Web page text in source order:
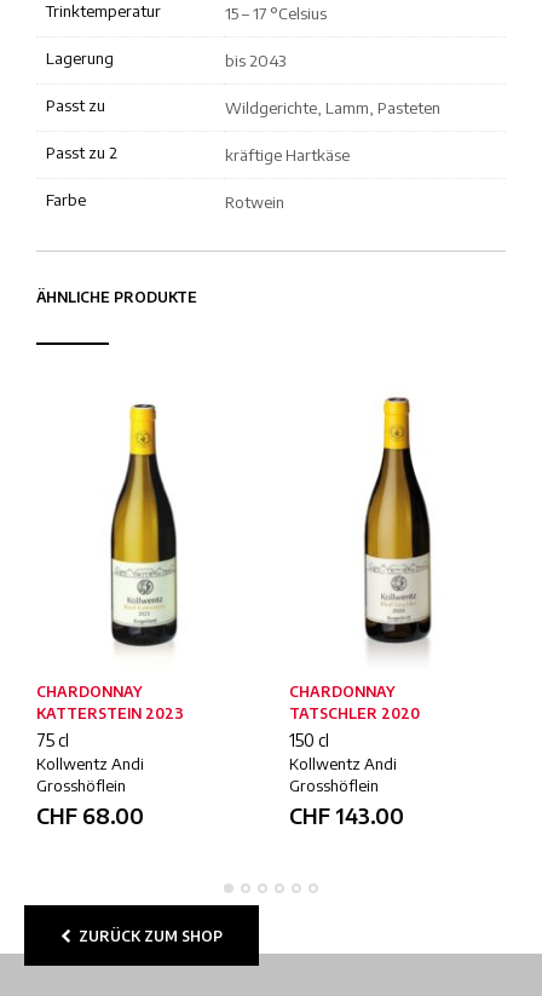
Trinktemperatur 15 – 17 °Celsius
Lagerung bis 2043
Passt zu Wildgerichte, Lamm, Pasteten
Passt zu 2 kräftige Hartkäse
Farbe Rotwein
ÄHNLICHE PRODUKTE
CHARDONNAY
KATTERSTEIN 2023
75 cl
Kollwentz Andi
Grosshöflein
CHF 68.00
CHARDONNAY
TATSCHLER 2020
150 cl
Kollwentz Andi
Grosshöflein
CHF 143.00
ZURÜCK ZUM SHOP